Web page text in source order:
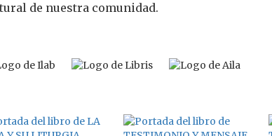
de nuestra comunidad.